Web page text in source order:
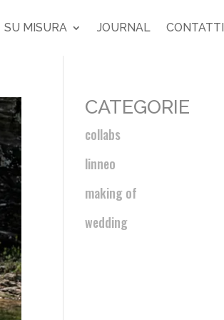
SU MISURA JOURNAL CONTATTI
CATEGORIE
collabs
linneo
making of
wedding